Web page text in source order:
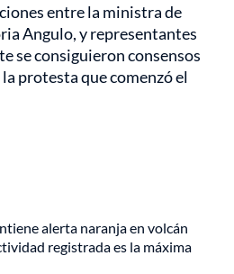
entre la ministra de
Angulo, y representantes
se consiguieron consensos
protesta que comenzó el
alerta naranja en volcán
registrada es la máxima